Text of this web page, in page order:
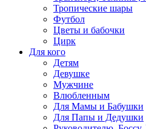
Тропические шары
Футбол
Цветы и бабочки
Цирк
Для кого
Детям
Девушке
Мужчине
Влюбленным
Для Мамы и Бабушки
Для Папы и Дедушки